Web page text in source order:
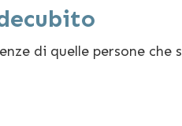
di quelle persone che